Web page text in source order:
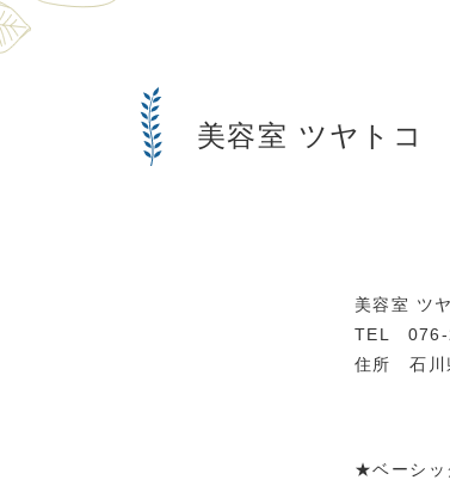
美容室 ツヤトコ
美容室 ツ
TEL 076-
住所 石川
★ベーシッ